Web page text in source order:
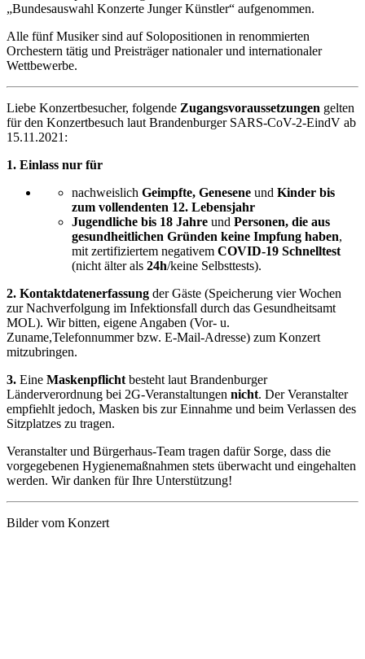
„Bundesauswahl Konzerte Junger Künstler“ aufgenommen.
Alle fünf Musiker sind auf Solopositionen in renommierten
Orchestern tätig und Preisträger nationaler und internationaler
Wettbewerbe.
Liebe Konzertbesucher, folgende Zugangsvoraussetzungen gelten
für den Konzertbesuch laut Brandenburger SARS-CoV-2-EindV ab
15.11.2021:
1. Einlass nur für
nachweislich Geimpfte, Genesene und Kinder bis
zum vollendenten 12. Lebensjahr
Jugendliche bis 18 Jahre und Personen, die aus
gesundheitlichen Gründen keine Impfung haben,
mit zertifiziertem negativem COVID-19 Schnelltest
(nicht älter als 24h/keine Selbsttests).
2. Kontaktdatenerfassung der Gäste (Speicherung vier Wochen
zur Nachverfolgung im Infektionsfall durch das Gesundheitsamt
MOL). Wir bitten, eigene Angaben (Vor- u.
Zuname,Telefonnummer bzw. E-Mail-Adresse) zum Konzert
mitzubringen.
3. Eine Maskenpflicht besteht laut Brandenburger
Länderverordnung bei 2G-Veranstaltungen nicht. Der Veranstalter
empfiehlt jedoch, Masken bis zur Einnahme und beim Verlassen des
Sitzplatzes zu tragen.
Veranstalter und Bürgerhaus-Team tragen dafür Sorge, dass die
vorgegebenen Hygienemaßnahmen stets überwacht und eingehalten
werden. Wir danken für Ihre Unterstützung!
Bilder vom Konzert